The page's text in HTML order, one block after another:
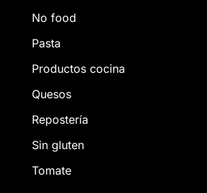
No food
Pasta
Productos cocina
Quesos
Repostería
Sin gluten
Tomate